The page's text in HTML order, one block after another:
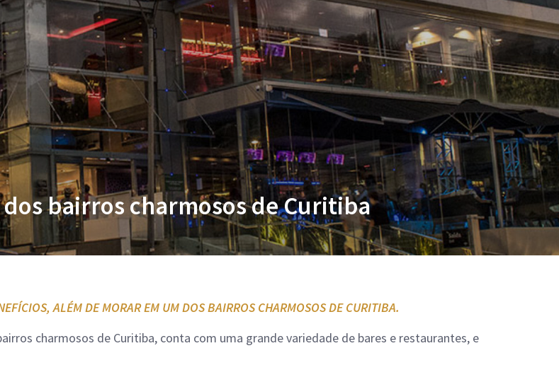
bairros charmosos de Curitiba
ALÉM DE MORAR EM UM DOS BAIRROS CHARMOSOS DE CURITIBA.
charmosos de Curitiba, conta com uma grande variedade de bares e restaurantes, e